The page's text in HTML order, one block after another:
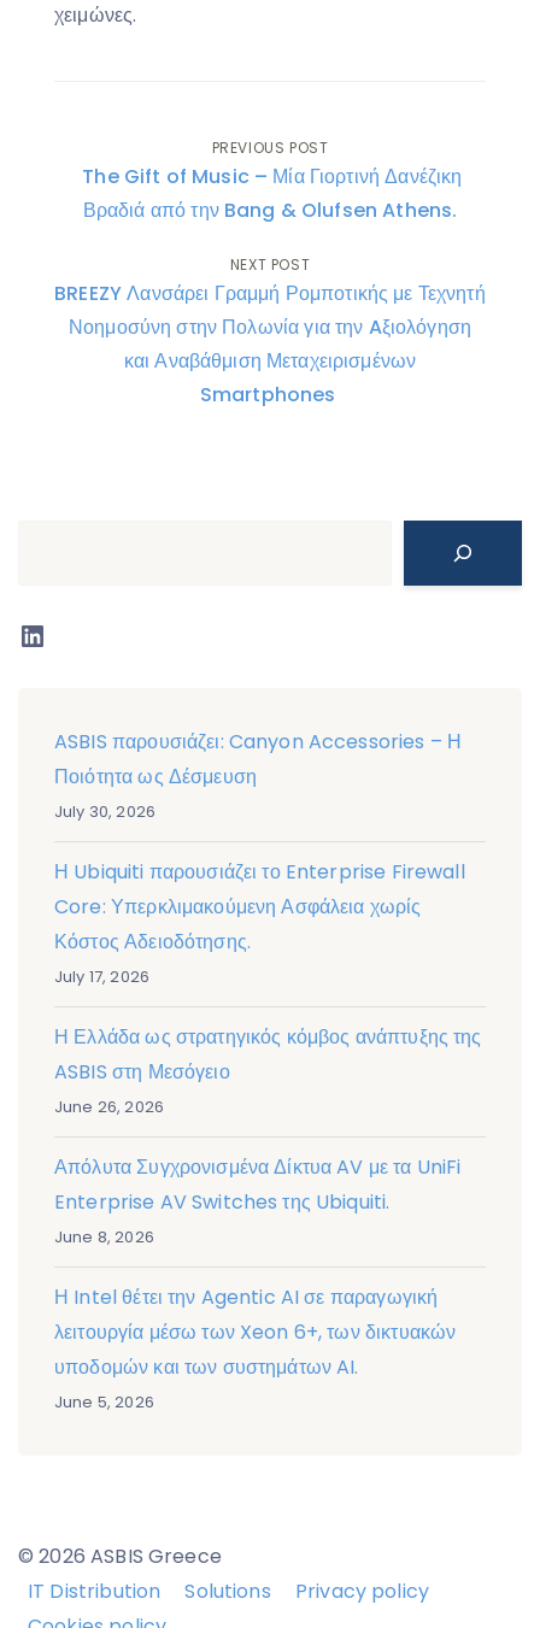
χειμώνες.
Post
navigation
PREVIOUS POST
The Gift of Music – Μία Γιορτινή Δανέζικη
Βραδιά από την Bang & Olufsen Athens.
NEXT POST
BREEZY Λανσάρει Γραμμή Ρομποτικής με Τεχνητή
Νοημοσύνη στην Πολωνία για την Aξιολόγηση
και Αναβάθμιση Μεταχειρισμένων
Smartphones
LinkedIn
ASBIS παρουσιάζει: Canyon Accessories – Η
Ποιότητα ως Δέσμευση
July 30, 2026
Η Ubiquiti παρουσιάζει το Enterprise Firewall
Core: Υπερκλιμακούμενη Ασφάλεια χωρίς
Κόστος Αδειοδότησης.
July 17, 2026
Η Ελλάδα ως στρατηγικός κόμβος ανάπτυξης της
ASBIS στη Μεσόγειο
June 26, 2026
Απόλυτα Συγχρονισμένα Δίκτυα AV με τα UniFi
Enterprise AV Switches της Ubiquiti.
June 8, 2026
Η Intel θέτει την Agentic AI σε παραγωγική
λειτουργία μέσω των Xeon 6+, των δικτυακών
υποδομών και των συστημάτων AI.
June 5, 2026
© 2026 ASBIS Greece
IT Distribution
Solutions
Privacy policy